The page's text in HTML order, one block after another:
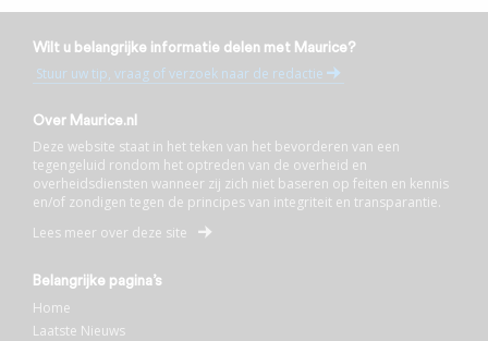
Wilt u belangrijke informatie delen met Maurice?
Stuur uw tip, vraag of verzoek naar de redactie
Over Maurice.nl
Deze website staat in het teken van het bevorderen van een
tegengeluid rondom het optreden van de overheid en
overheidsdiensten wanneer zij zich niet baseren op feiten en kennis
en/of zondigen tegen de principes van integriteit en transparantie.
Lees meer over deze site
Belangrijke pagina’s
Home
Laatste Nieuws